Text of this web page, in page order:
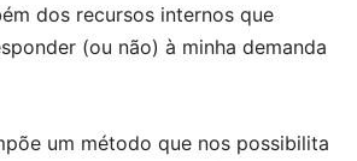
dos recursos internos que
(ou não) à minha demanda
um método que nos possibilita